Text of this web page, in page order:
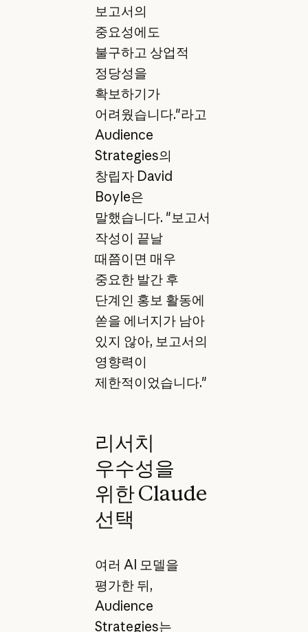
보고서의
중요성에도
불구하고 상업적
정당성을
확보하기가
어려웠습니다."라고
Audience
Strategies의
창립자 David
Boyle은
말했습니다. "보고서
작성이 끝날
때쯤이면 매우
중요한 발간 후
단계인 홍보 활동에
쏟을 에너지가 남아
있지 않아, 보고서의
영향력이
제한적이었습니다."
리서치
우수성을
위한 Claude
선택
여러 AI 모델을
평가한 뒤,
Audience
Strategies는